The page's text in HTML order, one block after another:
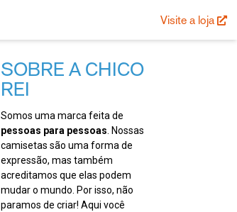
Visite a loja
SOBRE A CHICO
REI
Somos uma marca feita de
pessoas para pessoas . Nossas
camisetas são uma forma de
expressão, mas também
acreditamos que elas podem
mudar o mundo. Por isso, não
paramos de criar! Aqui você